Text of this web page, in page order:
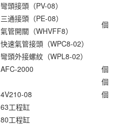
個
彎頭接頭（PV-08）
三通接頭（PE-08）
氣管開關（WHVFF8）
快速氣管接頭（WPC8-02）
彎頭外接螺紋（WPL8-02）
AFC-2000
個
個
4V210-08 個
63工程缸
80工程缸